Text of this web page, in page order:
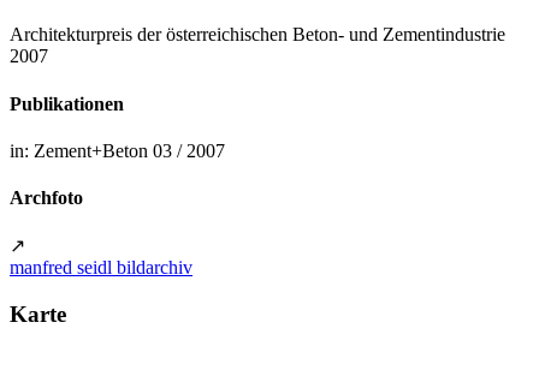
Architekturpreis der österreichischen Beton- und Zementindustrie
2007
Publikationen
in: Zement+Beton 03 / 2007
Archfoto
↗
manfred seidl bildarchiv
Karte